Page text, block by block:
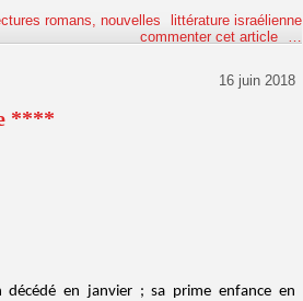
romans, nouvelles
littérature israélienne
commenter cet article
16 juin 2018
****
décédé en janvier ; sa prime enfance en